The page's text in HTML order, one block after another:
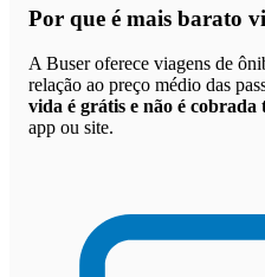
Por que é mais barato
A Buser oferece viagens de
relação ao preço médio das
vida é grátis e não é cobrada
app ou site.